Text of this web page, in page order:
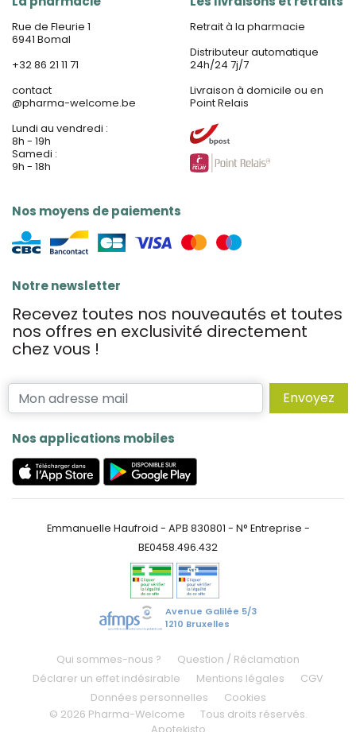
Rue de Fleurie 1
6941 Bomal
+32 86 21 11 71
contact
@pharma-welcome.be
Lundi au vendredi :
8h - 19h
Samedi :
9h - 18h
Nos moyens de paiements
Retrait à la pharmacie
Distributeur automatique
24h/24 7j/7
Livraison à domicile ou en
Point Relais
Notre newsletter
Recevez toutes nos nouveautés et toutes
nos offres en exclusivité directement
chez vous !
Envoyez
Nos applications mobiles
Emmanuelle Haufroid - APB 830801 - N° Entreprise -
BE0458.496.432
Avenue Galilée 5/3
1210 Bruxelles
Qui sommes-nous ?
Question / Réclamation
Déclarer un effet indésirable
Mentions légales
CGV
Données personnelles
Cookies
© 2026 Pharma-Welcome
Tous droits réservés.
Apotekisto